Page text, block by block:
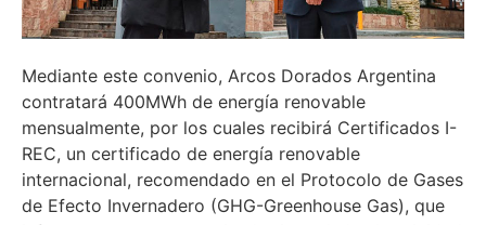
Mediante este convenio, Arcos Dorados Argentina
contratará 400MWh de energía renovable
mensualmente, por los cuales recibirá Certificados I-
REC, un certificado de energía renovable
internacional, recomendado en el Protocolo de Gases
de Efecto Invernadero (GHG-Greenhouse Gas), que